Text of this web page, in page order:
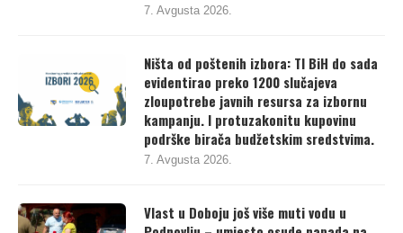
7. Avgusta 2026.
Ništa od poštenih izbora: TI BiH do sada
evidentirao preko 1200 slučajeva
zloupotrebe javnih resursa za izbornu
kampanju. I protuzakonitu kupovinu
podrške birača budžetskim sredstvima.
7. Avgusta 2026.
Vlast u Doboju još više muti vodu u